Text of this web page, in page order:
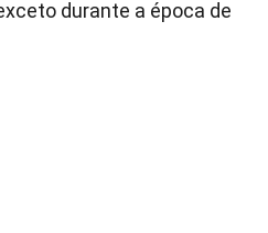
durante a época de